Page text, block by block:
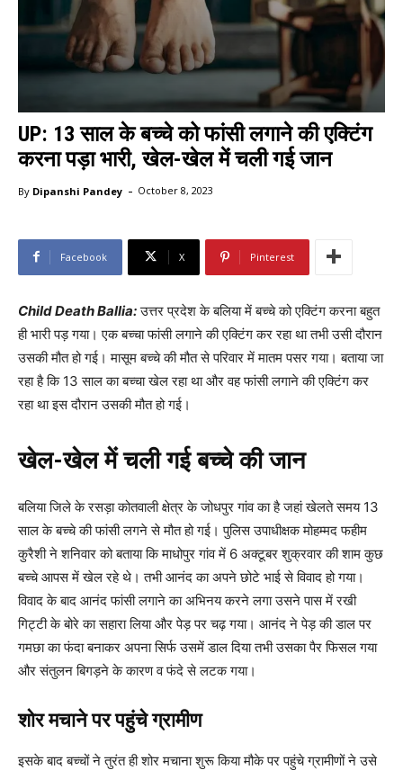
UP: 13 साल के बच्चे को फांसी लगाने की एक्टिंग
करना पड़ा भारी, खेल-खेल में चली गई जान
By Dipanshi Pandey - October 8, 2023
Facebook X Pinterest
Child Death Ballia: उत्तर प्रदेश के बलिया में बच्चे को एक्टिंग करना बहुत
ही भारी पड़ गया। एक बच्चा फांसी लगाने की एक्टिंग कर रहा था तभी उसी दौरान
उसकी मौत हो गई। मासूम बच्चे की मौत से परिवार में मातम पसर गया। बताया जा
रहा है कि 13 साल का बच्चा खेल रहा था और वह फांसी लगाने की एक्टिंग कर
रहा था इस दौरान उसकी मौत हो गई।
खेल-खेल में चली गई बच्चे की जान
बलिया जिले के रसड़ा कोतवाली क्षेत्र के जोधपुर गांव का है जहां खेलते समय 13
साल के बच्चे की फांसी लगने से मौत हो गई। पुलिस उपाधीक्षक मोहम्मद फहीम
कुरैशी ने शनिवार को बताया कि माधोपुर गांव में 6 अक्टूबर शुक्रवार की शाम कुछ
बच्चे आपस में खेल रहे थे। तभी आनंद का अपने छोटे भाई से विवाद हो गया।
विवाद के बाद आनंद फांसी लगाने का अभिनय करने लगा उसने पास में रखी
गिट्टी के बोरे का सहारा लिया और पेड़ पर चढ़ गया। आनंद ने पेड़ की डाल पर
गमछा का फंदा बनाकर अपना सिर्फ उसमें डाल दिया तभी उसका पैर फिसल गया
और संतुलन बिगड़ने के कारण व फंदे से लटक गया।
शोर मचाने पर पहुंचे ग्रामीण
इसके बाद बच्चों ने तुरंत ही शोर मचाना शुरू किया मौके पर पहुंचे ग्रामीणों ने उसे